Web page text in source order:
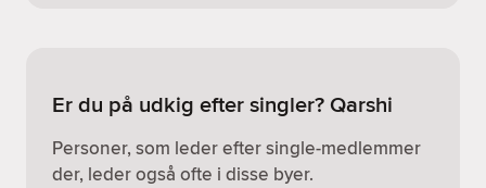
Er du på udkig efter singler? Qarshi
Personer, som leder efter single-medlemmer
der, leder også ofte i disse byer.